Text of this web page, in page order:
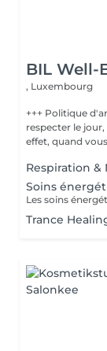
BIL Well-
, Luxembourg
+++ Politique
respecter le
effet, quand
Respiration &
Soins
Trance